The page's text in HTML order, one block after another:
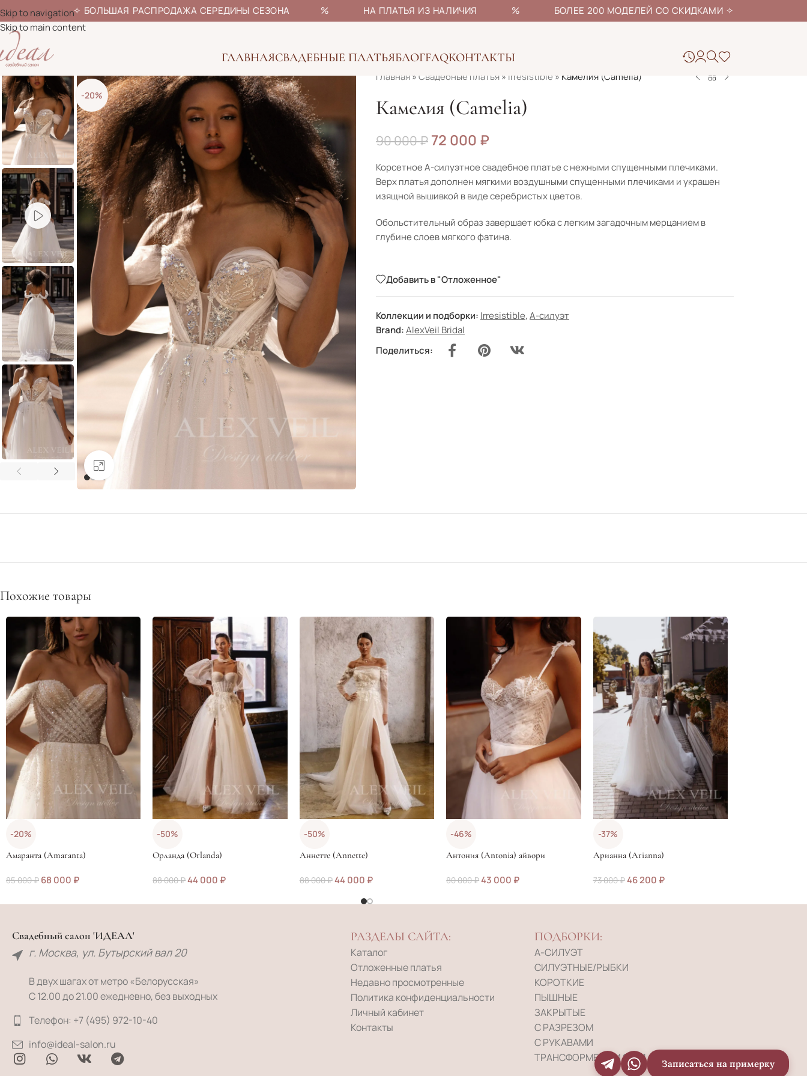
✧ БОЛЬШАЯ РАСПРОДАЖА СЕРЕДИНЫ СЕЗОНА % НА ПЛАТЬЯ ИЗ НАЛИЧИЯ % БОЛЕЕ 200 МОДЕЛЕЙ СО СКИДКАМИ✧
Skip to navigation
Skip to main content
ГЛАВНАЯСВАДЕБНЫЕ ПЛАТЬЯБЛОГFAQКОНТАКТЫ
-20%
Главная»Свадебные платья» Irresistible » Камелия (Camelia)
Камелия (Camelia)
90 000₽ 72 000 ₽
Корсетное А-силуэтное свадебное платье с нежными спущенными плечиками.
Верх платья дополнен мягкими воздушными спущенными плечиками и украшен
изящной вышивкой в виде серебристых цветов.
Обольстительный образ завершает юбка с легким загадочным мерцанием в
глубине слоев мягкого фатина.
Добавить в "Отложенное"
Коллекции и подборки: Irresistible,А-силуэт
Brand:AlexVeil Bridal
Поделиться:
Похожие товары
-20%
Амаранта (Amaranta)
85 000₽ 68 000 ₽
-50%
Орланда (Orlanda)
88 000₽44 000 ₽
-50%
Аннетте (Annette)
88 000₽44 000 ₽
-46%
Антония (Antonia) айвори
80 000₽43 000 ₽
-37%
Арианна (Arianna)
73 000₽46 200 ₽
Свадебный салон 'ИДЕАЛ'
г. Москва, ул. Бутырский вал 20
В двух шагах от метро «Белорусская»
С 12.00 до 21.00 ежедневно, без выходных
Телефон: +7 (495) 972-10-40
info@ideal-salon.ru
РАЗДЕЛЫ САЙТА:
Каталог
Отложенные платья
Недавно просмотренные
Политика конфиденциальности
Личный кабинет
Контакты
ПОДБОРКИ:
А-СИЛУЭТ
СИЛУЭТНЫЕ/РЫБКИ
КОРОТКИЕ
ПЫШНЫЕ
ЗАКРЫТЫЕ
С РАЗРЕЗОМ
С РУКАВАМИ
ТРАНСФОРМЕРЫ И 2-В-1
Записаться на примерку